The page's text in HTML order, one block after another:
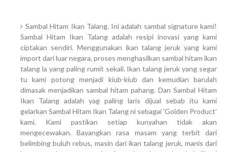
Sambal Hitam Ikan Talang. Ini adalah sambal signature kami!
Sambal Hitam Ikan Talang adalah resipi inovasi yang kami
ciptakan sendiri. Menggunakan ikan talang jeruk yang kami
import dari luar negara, proses menghasilkan sambal hitam ikan
talang la yang paling rumit sekali. Ikan talang jeruk yang segar
tu kami potong menjadi kiub-kiub dan kemudian barulah
dimasak menjadikan sambal hitam pahang. Dan Sambal Hitam
Ikan Talang adalah yag paling laris dijual sebab itu kami
gelarkan Sambal Hitam Ikan Talang ni sebagai 'Golden Product'
kami. Kami pastikan setiap kunyahan tidak akan
mengecewakan. Bayangkan rasa masam yang terbit dari
belimbing buluh rebus, masin dari ikan talang jeruk, manis dari